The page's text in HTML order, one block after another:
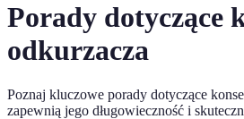
Porady dotyczące
odkurzacza
Poznaj kluczowe porady dotyczące
zapewnią jego długowieczność i